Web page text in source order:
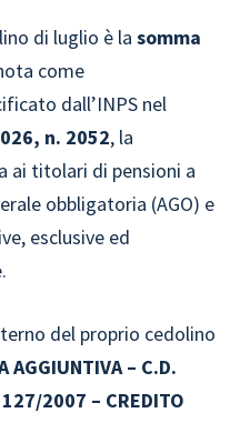
di luglio è la somma
come
dall’INPS nel
n. 2052, la
ai titolari di pensioni a
obbligatoria (AGO) e
esclusive ed
del proprio cedolino
AGGIUNTIVA – C.D.
2007 – CREDITO